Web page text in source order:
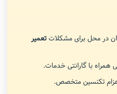
در محل برای مشکلاتتعمیر
همراه با گارانتی خدمات.
تکنسین متخصص.